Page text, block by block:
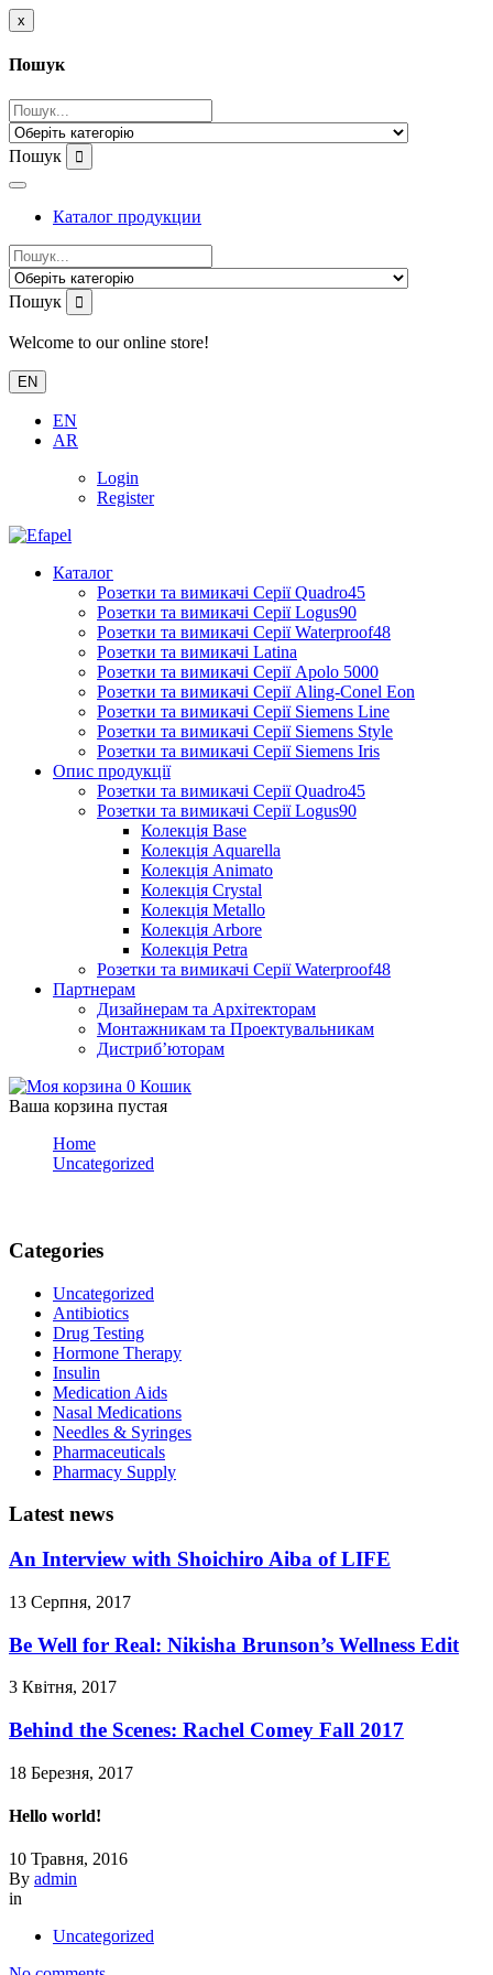
x
Пошук
Пошук
Каталог продукции
Пошук
Welcome to our online store!
EN
EN
AR
Login
Register
Каталог
Розетки та вимикачі Серії Quadro45
Розетки та вимикачі Серії Logus90
Розетки та вимикачі Серії Waterproof48
Розетки та вимикачі Latina
Розетки та вимикачі Серії Apolo 5000
Розетки та вимикачі Серії Aling-Conel Eon
Розетки та вимикачі Серії Siemens Line
Розетки та вимикачі Серії Siemens Style
Розетки та вимикачі Серії Siemens Iris
Опис продукції
Розетки та вимикачі Серії Quadro45
Розетки та вимикачі Серії Logus90
Колекція Base
Колекція Aquarella
Колекція Animato
Колекція Crystal
Колекція Metallo
Колекція Arbore
Колекція Petra
Розетки та вимикачі Серії Waterproof48
Партнерам
Дизайнерам та Архітекторам
Монтажникам та Проектувальникам
Дистриб’юторам
0 Кошик
Ваша корзина пустая
Home
Uncategorized
Categories
Uncategorized
Antibiotics
Drug Testing
Hormone Therapy
Insulin
Medication Aids
Nasal Medications
Needles & Syringes
Pharmaceuticals
Pharmacy Supply
Latest news
An Interview with Shoichiro Aiba of LIFE
13 Серпня, 2017
Be Well for Real: Nikisha Brunson’s Wellness Edit
3 Квітня, 2017
Behind the Scenes: Rachel Comey Fall 2017
18 Березня, 2017
Hello world!
10 Травня, 2016
By admin
in
Uncategorized